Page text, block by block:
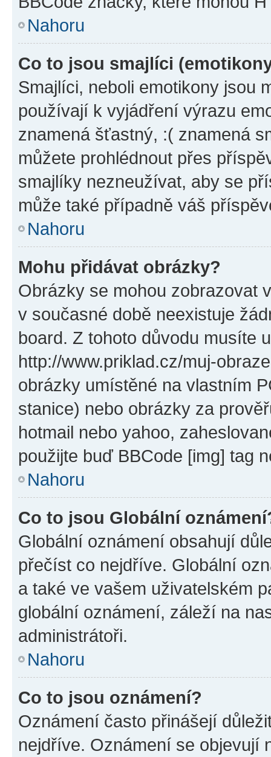
Nahoru
Co to jsou smajlíci
Smajlíci, neboli emotikony jsou
používají k vyjádření výrazu
znamená šťastný, :( znamená
můžete prohlédnout přes
smajlíky nezneužívat, aby se
může také případně váš
Nahoru
Mohu přidávat obrázky?
Obrázky se mohou zobrazovat
v současné době neexistuje
board. Z tohoto důvodu musíte
http://www.priklad.cz/muj-
obrázky umístěné na vlastním
stanice) nebo obrázky za
hotmail nebo yahoo,
použijte buď BBCode [img] tag
Nahoru
Co to jsou Globální
Globální oznámení obsahují
přečíst co nejdříve. Globální
a také ve vašem uživatelském
globální oznámení, záleží na
administrátoři.
Nahoru
Co to jsou oznámení?
Oznámení často přinášejí
nejdříve. Oznámení se objevují